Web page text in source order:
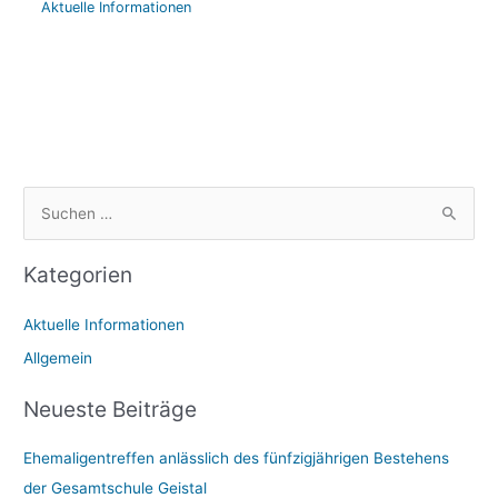
Aktuelle Informationen
c
n
n
c
h
Kategorien
Aktuelle Informationen
Allgemein
Neueste Beiträge
Ehemaligentreffen anlässlich des fünfzigjährigen Bestehens
der Gesamtschule Geistal